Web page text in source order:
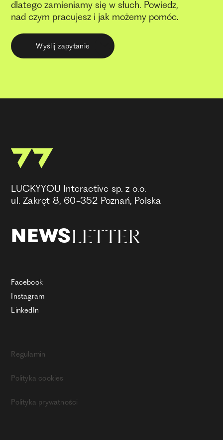
dlatego zamieniamy się w słuch. Powiedz,
nad czym pracujesz i jak możemy pomóc.
Wyślij zapytanie
LUCKYYOU Interactive sp. z o.o.
ul. Zakręt 8, 60-352 Poznań, Polska
NEWSLETTER
Facebook
Instagram
LinkedIn
Regulamin
Polityka cookies
Polityka prywatności